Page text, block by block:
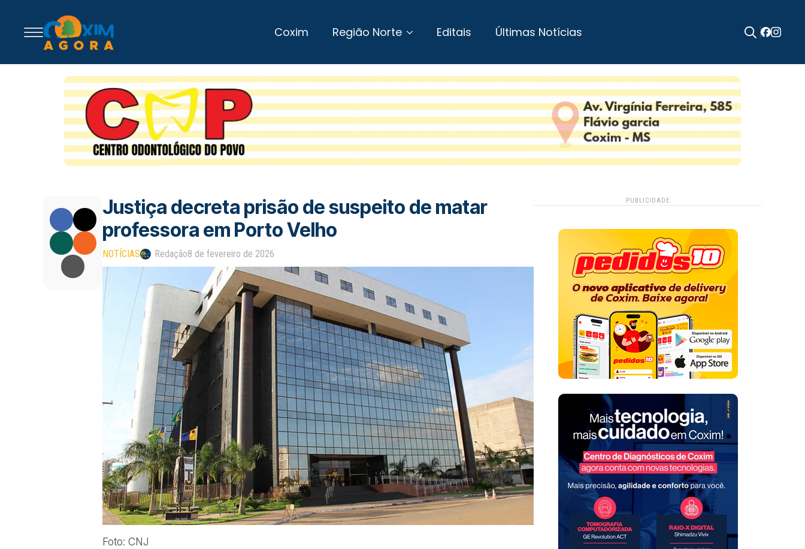
Coxim Região Norte Editais Últimas Notícias
Justiça decreta prisão de suspeito de matar
professora em Porto Velho
NOTÍCIAS Redação8 de fevereiro de 2026
Foto: CNJ
PUBLICIDADE